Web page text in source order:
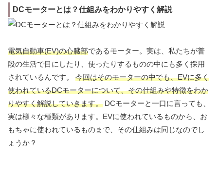
DCモーターとは？仕組みをわかりやすく解説
電気自動車(EV)の心臓部であるモーター。実は、私たちが普
段の生活で目にしたり、使ったりするものの中にも多く採用
されているんです。 今回はそのモーターの中でも、EVに多く
使われているDCモーターについて、その仕組みや特徴をわか
りやすく解説していきます。 DCモーターと一口に言っても、
実は様々な種類があります。EVに使われているものから、お
もちゃに使われているものまで、その仕組みは同じなのでし
ょうか？